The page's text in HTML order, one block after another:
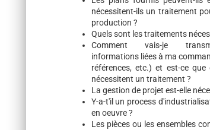
nécessitent-ils un traitement
production ?
Quels sont les traitements
Comment vais-je
informations liées à ma
références, etc.) et est-ce que
nécessitent un traitement ?
La gestion de projet est-elle
Y-a-t'il un process
en oeuvre ?
Les pièces ou les ensembles